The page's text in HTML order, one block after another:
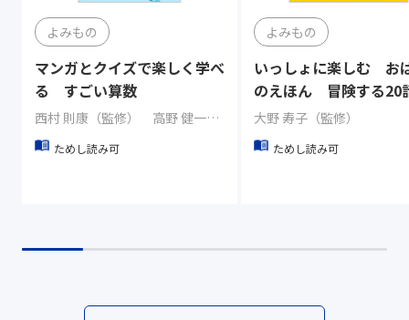
よみもの
マンガとクイズで楽しく学べ
る すごい算数
西村 則康（監修） 高野 健一（著）
ためし読み可
よみもの
いっしょに楽しむ お
のえほん 冒険する20
大野 寿子（監修）
ためし読み可